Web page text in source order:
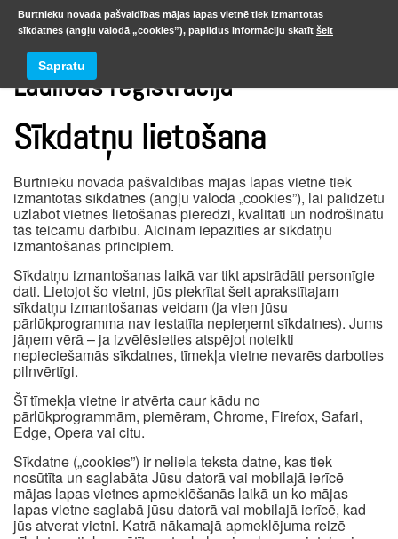
Laulības reģistrācija
Sīkdatņu lietošana
Burtnieku novada pašvaldības mājas lapas vietnē tiek
izmantotas sīkdatnes (angļu valodā „cookies”), lai palīdzētu
uzlabot vietnes lietošanas pieredzi, kvalitāti un nodrošinātu
tās teicamu darbību. Aicinām iepazīties ar sīkdatņu
izmantošanas principiem.
Sīkdatņu izmantošanas laikā var tikt apstrādāti personīgie
dati. Lietojot šo vietni, jūs piekrītat šeit aprakstītajam
sīkdatņu izmantošanas veidam (ja vien jūsu
pārlūkprogramma nav iestatīta nepieņemt sīkdatnes). Jums
jāņem vērā – ja izvēlēsieties atspējot noteikti
nepieciešamās sīkdatnes, tīmekļa vietne nevarēs darboties
pilnvērtīgi.
Šī tīmekļa vietne ir atvērta caur kādu no
pārlūkprogrammām, piemēram, Chrome, Firefox, Safari,
Edge, Opera vai citu.
Sīkdatne („cookies”) ir neliela teksta datne, kas tiek
nosūtīta un saglabāta Jūsu datorā vai mobilajā ierīcē
mājas lapas vietnes apmeklēšanās laikā un ko mājas
lapas vietne saglabā jūsu datorā vai mobilajā ierīcē, kad
jūs atverat vietni. Katrā nākamajā apmeklējuma reizē
Burtnieku novada pašvaldības mājas lapas vietnē tiek izmantotas
sīkdatnes (angļu valodā „cookies”), papildus informāciju skatīt šeit
Sapratu